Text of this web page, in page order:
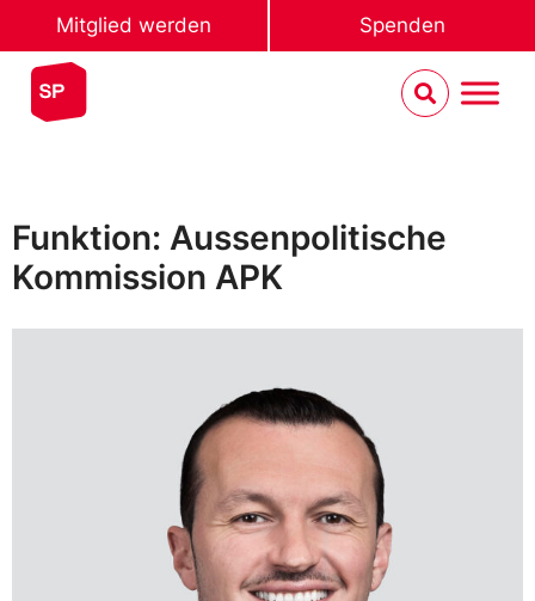
Mitglied werden Spenden
Funktion: Aussenpolitische
Kommission APK